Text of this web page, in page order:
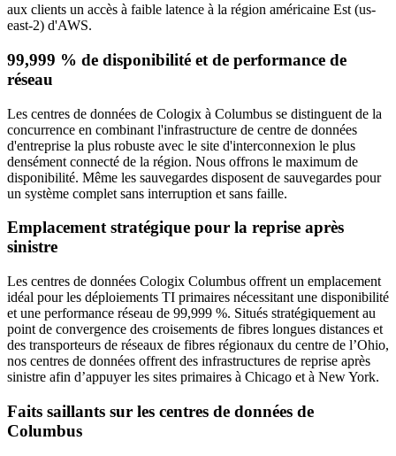
aux clients un accès à faible latence à la région américaine Est (us-
east-2) d'AWS.
99,999 % de disponibilité et de performance de
réseau
Les centres de données de Cologix à Columbus se distinguent de la
concurrence en combinant l'infrastructure de centre de données
d'entreprise la plus robuste avec le site d'interconnexion le plus
densément connecté de la région. Nous offrons le maximum de
disponibilité. Même les sauvegardes disposent de sauvegardes pour
un système complet sans interruption et sans faille.
Emplacement stratégique pour la reprise après
sinistre
Les centres de données Cologix Columbus offrent un emplacement
idéal pour les déploiements TI primaires nécessitant une disponibilité
et une performance réseau de 99,999 %. Situés stratégiquement au
point de convergence des croisements de fibres longues distances et
des transporteurs de réseaux de fibres régionaux du centre de l’Ohio,
nos centres de données offrent des infrastructures de reprise après
sinistre afin d’appuyer les sites primaires à Chicago et à New York.
Faits saillants sur les centres de données de
Columbus